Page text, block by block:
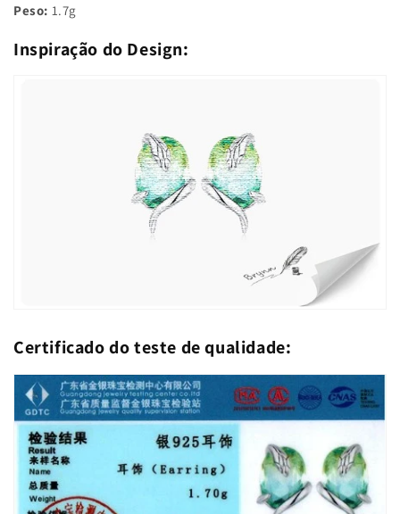
Peso: 1.7g
Inspiração do Design:
Certificado do teste de qualidade: